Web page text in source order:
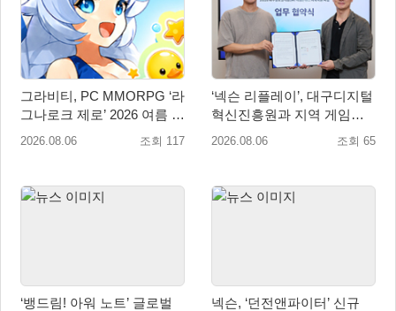
그라비티, PC MMORPG ‘라
그나로크 제로’ 2026 여름 프
로모션 진행!
2026.08.06 조회 117
‘넥슨 리플레이’, 대구디지털
혁신진흥원과 지역 게임산
업 육성 위한 업무협약 체결
2026.08.06 조회 65
‘뱅드림! 아워 노트’ 글로벌
넥슨, ‘던전앤파이터’ 신규